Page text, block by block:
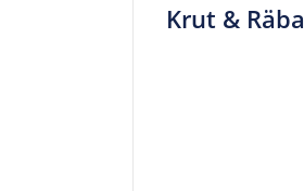
Krut & Räba